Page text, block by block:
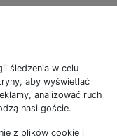
śledzenia w celu
aby wyświetlać
analizować ruch
nasi goście.
z plików cookie i